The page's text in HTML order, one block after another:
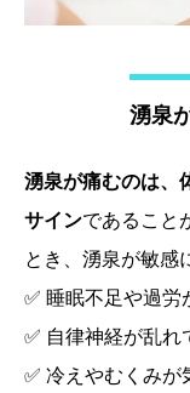
湧泉
湧泉が痛むのは、
サインであること
とき、湧泉が敏感
✅ 睡眠不足や過労
✅ 自律神経が乱れ
✅ 冷えやむくみが